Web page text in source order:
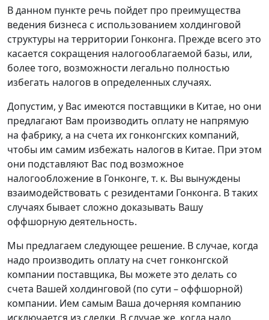
В данном пункте речь пойдет про преимущества
ведения бизнеса с использованием холдинговой
структуры на территории Гонконга. Прежде всего это
касается сокращения налогооблагаемой базы, или,
более того, возможности легально полностью
избегать налогов в определенных случаях.
Допустим, у Вас имеются поставщики в Китае, но они
предлагают Вам производить оплату не напрямую
на фабрику, а на счета их гонконгских компаний,
чтобы им самим избежать налогов в Китае. При этом
они подставляют Вас под возможное
налогообложение в Гонконге, т. к. Вы вынуждены
взаимодействовать с резидентами Гонконга. В таких
случаях бывает сложно доказывать Вашу
оффшорную деятельность.
Мы предлагаем следующее решение. В случае, когда
надо производить оплату на счет гонконгской
компании поставщика, Вы можете это делать со
счета Вашей холдинговой (по сути – оффшорной)
компании. Ием самым Ваша дочерняя компанию